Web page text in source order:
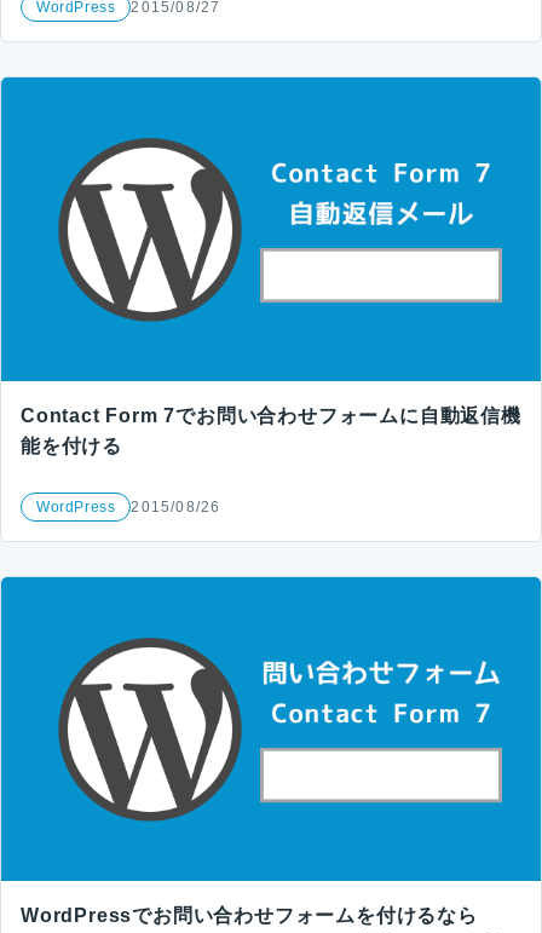
WordPress 2015/08/27
Contact Form 7でお問い合わせフォームに自動返信機
能を付ける
WordPress 2015/08/26
WordPressでお問い合わせフォームを付けるなら